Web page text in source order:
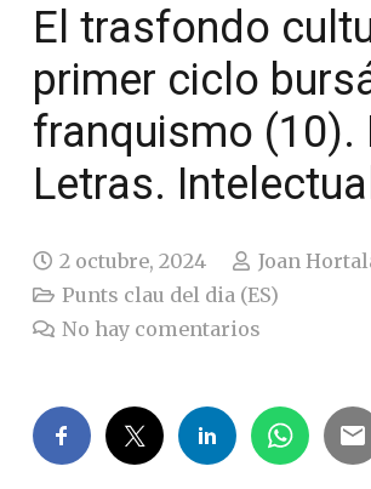
El trasfondo
primer ciclo
franquismo (10).
Letras.
2 octubre, 2024
Joan
Punts clau del dia (ES)
No hay comentarios